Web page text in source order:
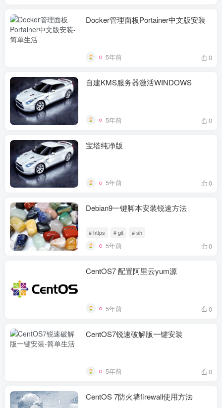
Docker管理面板Portainer中文版安装
5年前 0
自建KMS服务器激活WINDOWS
5年前 0
宝塔纯净版
5年前 0
Debian9一键脚本安装锐速方法
# https # git # sh
5年前 0
CentOS7 配置阿里云yum源
5年前 0
CentOS7锐速破解版一键安装
5年前 0
CentOS 7防火墙firewall使用方法